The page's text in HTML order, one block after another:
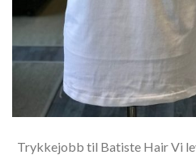
Trykkejobb til Batiste Hair Vi